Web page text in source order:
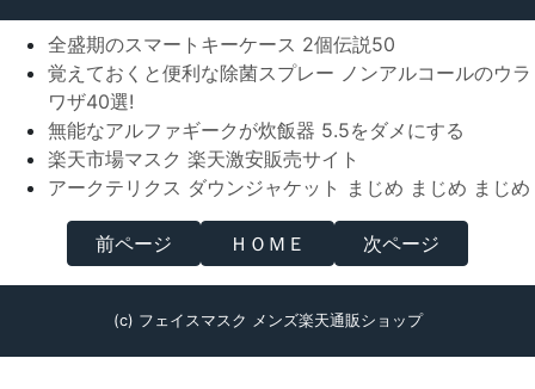
全盛期のスマートキーケース 2個伝説50
覚えておくと便利な除菌スプレー ノンアルコールのウラ
ワザ40選!
無能なアルファギークが炊飯器 5.5をダメにする
楽天市場マスク 楽天激安販売サイト
アークテリクス ダウンジャケット まじめ まじめ まじめ
前ページ ＨＯＭＥ 次ページ
(c) フェイスマスク メンズ楽天通販ショップ